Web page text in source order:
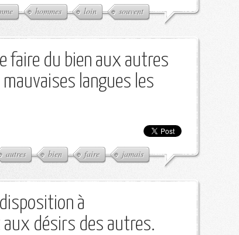
hommes loin souvent
faire du bien aux autres
langues les
autres bien faire jamais
à
désirs des autres.